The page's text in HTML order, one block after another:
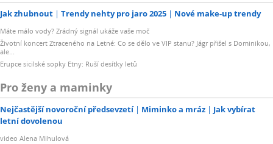
Jak zhubnout Trendy nehty pro jaro 2025 Nové make-up trendy
Máte málo vody? Zrádný signál ukáže vaše moč
Životní koncert Ztraceného na Letné: Co se dělo ve VIP stanu? Jágr přišel s Dominikou,
ale...
Erupce sicilské sopky Etny: Ruší desítky letů
Pro ženy a maminky
Nejčastější novoroční předsevzetí Miminko a mráz
Jak vybírat
letní dovolenou
video Alena Mihulová